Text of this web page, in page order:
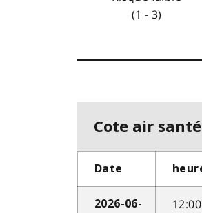
(1 - 3)
Cote air
Date
2026-06-